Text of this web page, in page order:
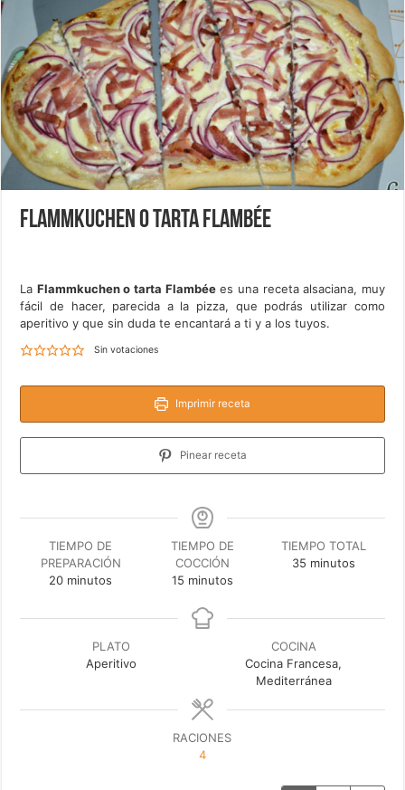
Flammkuchen o Tarta Flambée
La Flammkuchen o tarta Flambéees una receta alsaciana, muy
fácil de hacer, parecida a la pizza, que podrás utilizar como
aperitivo y que sin duda te encantará a ti y a los tuyos.
Sin votaciones
Imprimir receta
Pinear receta
TIEMPO DE
PREPARACIÓN
20minutos
minutos
TIEMPO DE
COCCIÓN
15minutos
minutos
TIEMPO TOTAL
35 minutos
minutos
PLATO
Aperitivo
COCINA
Cocina Francesa,
Mediterránea
RACIONES
4